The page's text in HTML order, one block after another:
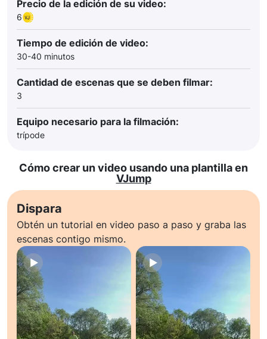
Precio de la edición de su video:
6
Tiempo de edición de video:
30-40 minutos
Cantidad de escenas que se deben filmar:
3
Equipo necesario para la filmación:
trípode
Cómo crear un video usando una plantilla en
VJump
Dispara
Obtén un tutorial en video paso a paso y graba las
escenas contigo mismo.